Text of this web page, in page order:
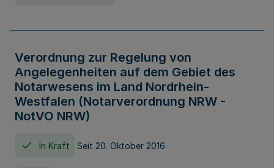
Verordnung zur Regelung von
Angelegenheiten auf dem Gebiet des
Notarwesens im Land Nordrhein-
Westfalen (Notarverordnung NRW -
NotVO NRW)
In Kraft Seit 20. Oktober 2016